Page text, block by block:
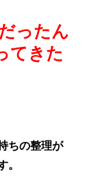
ったん
てきた
ちの整理が
。